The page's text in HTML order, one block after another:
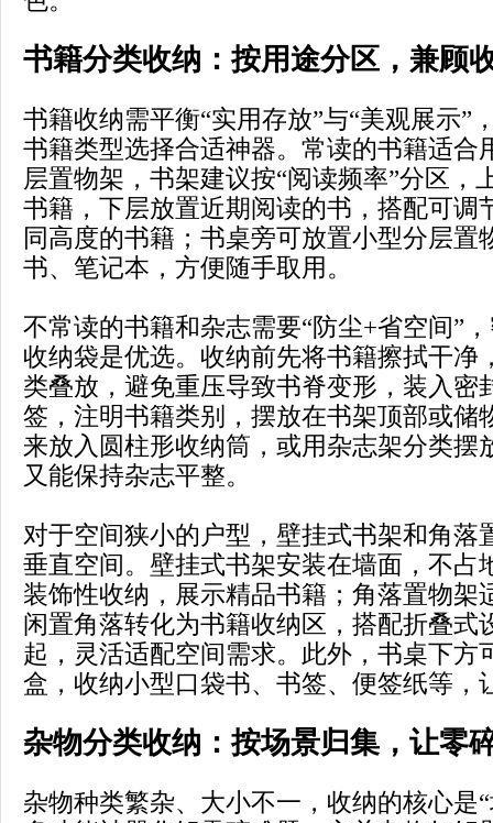
书籍分类收纳：按用途分区，兼顾
书籍收纳需平衡“实用存放”与“美观展示”
书籍类型选择合适神器。常读的书籍适合
层置物架，书架建议按“阅读频率”分区，
书籍，下层放置近期阅读的书，搭配可调
同高度的书籍；书桌旁可放置小型分层置
书、笔记本，方便随手取用。
不常读的书籍和杂志需要“防尘+省空间”
收纳袋是优选。收纳前先将书籍擦拭干净
类叠放，避免重压导致书脊变形，装入密
签，注明书籍类别，摆放在书架顶部或储
来放入圆柱形收纳筒，或用杂志架分类摆
又能保持杂志平整。
对于空间狭小的户型，壁挂式书架和角落
垂直空间。壁挂式书架安装在墙面，不占
装饰性收纳，展示精品书籍；角落置物架
闲置角落转化为书籍收纳区，搭配折叠式
起，灵活适配空间需求。此外，书桌下方
盒，收纳小型口袋书、书签、便签纸等，
杂物分类收纳：按场景归集，让零
杂物种类繁杂、大小不一，收纳的核心是